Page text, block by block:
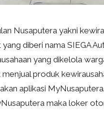
Nusaputera yakni
diberi nama SIEGA
yang dikelola
produk
aplikasi
maka loker